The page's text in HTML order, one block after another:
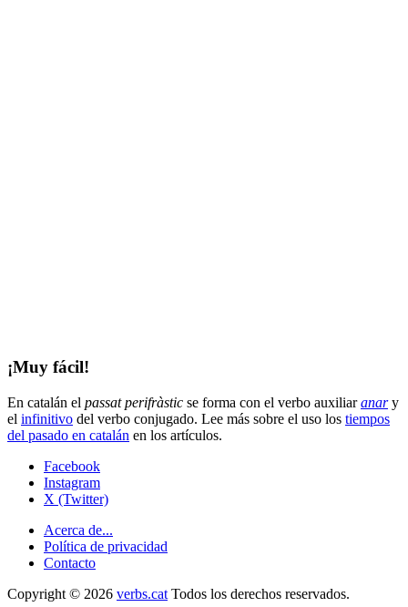
¡Muy fácil!
En catalán el passat perifràstic se forma con el verbo auxiliaranary
el infinitivo del verbo conjugado. Lee más sobre el uso los tiempos
del pasado en catalán en los artículos.
Facebook
Instagram
X (Twitter)
Acerca de...
Política de privacidad
Contacto
Copyright © 2026 verbs.cat Todos los derechos reservados.